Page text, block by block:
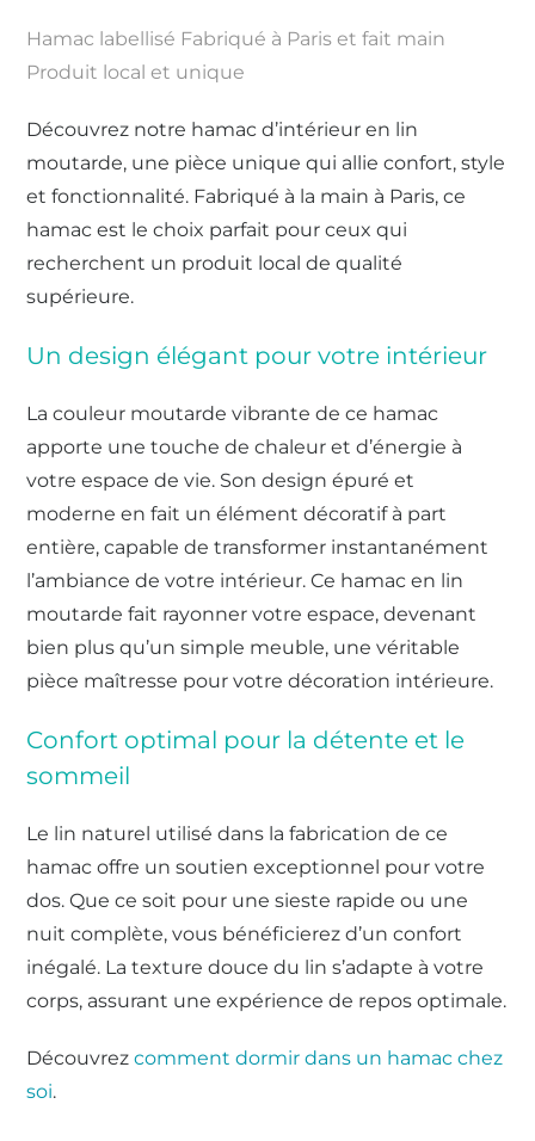
Hamac labellisé Fabriqué à Paris et fait main
Produit local et unique
Découvrez notre hamac d’intérieur en lin
moutarde, une pièce unique qui allie confort, style
et fonctionnalité. Fabriqué à la main à Paris, ce
hamac est le choix parfait pour ceux qui
recherchent un produit local de qualité
supérieure.
Un design élégant pour votre intérieur
La couleur moutarde vibrante de ce hamac
apporte une touche de chaleur et d’énergie à
votre espace de vie. Son design épuré et
moderne en fait un élément décoratif à part
entière, capable de transformer instantanément
l’ambiance de votre intérieur. Ce hamac en lin
moutarde fait rayonner votre espace, devenant
bien plus qu’un simple meuble, une véritable
pièce maîtresse pour votre décoration intérieure.
Confort optimal pour la détente et le
sommeil
Le lin naturel utilisé dans la fabrication de ce
hamac offre un soutien exceptionnel pour votre
dos. Que ce soit pour une sieste rapide ou une
nuit complète, vous bénéficierez d’un confort
inégalé. La texture douce du lin s’adapte à votre
corps, assurant une expérience de repos optimale.
Découvrezcomment dormir dans un hamac chez
soi.